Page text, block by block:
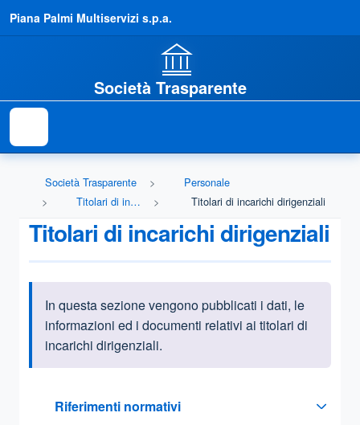
Piana Palmi Multiservizi s.p.a.
Società Trasparente
Società Trasparente
Personale
Titolari di incarichi dirigenziali
Titolari di incarichi dirigenziali
Titolari di incarichi dirigenziali
Informazioni introduttive
In questa sezione vengono pubblicati i dati, le
informazioni ed i documenti relativi ai titolari di
incarichi dirigenziali.
Riferimenti normativi
Sezione compressa